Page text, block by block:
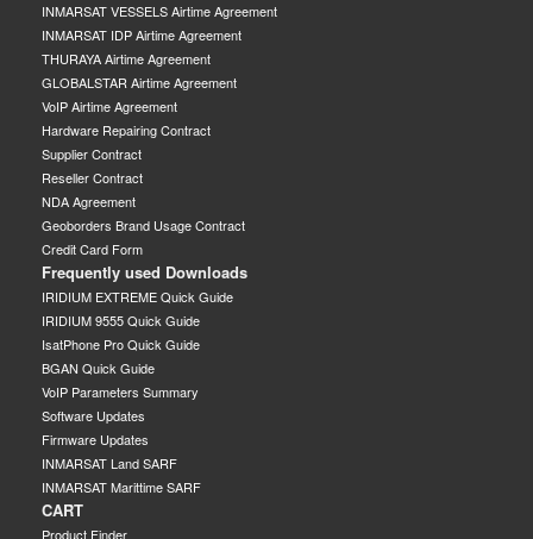
INMARSAT VESSELS Airtime Agreement
INMARSAT IDP Airtime Agreement
THURAYA Airtime Agreement
GLOBALSTAR Airtime Agreement
VoIP Airtime Agreement
Hardware Repairing Contract
Supplier Contract
Reseller Contract
NDA Agreement
Geoborders Brand Usage Contract
Credit Card Form
Frequently used Downloads
IRIDIUM EXTREME Quick Guide
IRIDIUM 9555 Quick Guide
IsatPhone Pro Quick Guide
BGAN Quick Guide
VoIP Parameters Summary
Software Updates
Firmware Updates
INMARSAT Land SARF
INMARSAT Marittime SARF
CART
Product Finder